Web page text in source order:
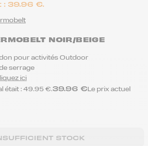
39.96 €.
NOIR/BEIGE
pour activités Outdoor
serrage
ici
était : 49.95 €.39.96 € Le prix actuel
STOCK